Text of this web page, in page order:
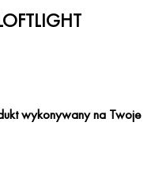
wykonywany na Twoje